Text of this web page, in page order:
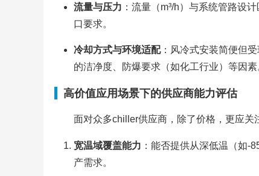
流量与压力 ：流量（m³/h）与系统管路设
口要求。
冷却方式与环境适配：风冷式安装简便但
的洁净度、防爆要求（如化工行业）等因素
高价值应用场景下的供应商能力评估
面对众多chiller供应商，除了价格，更应关
宽温域覆盖能力 ：能否提供从深低温（如
产需求。